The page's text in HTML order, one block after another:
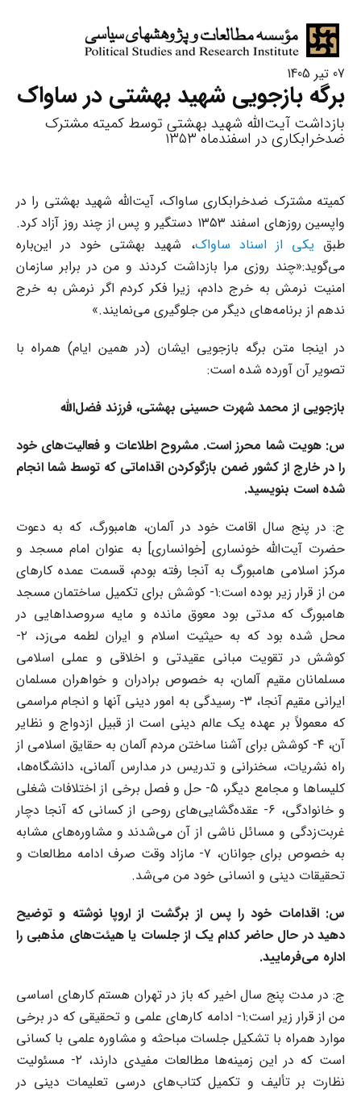
07 تیر 1405
برگه بازجویی شهید بهشتی در ساواک
بازداشت آیت‌الله شهید بهشتی توسط کمیته مشترک
ضدخرابکاری در اسفندماه ۱۳۵۳
کمیته مشترک ضدخرابکاری ساواک، آیت‌الله شهید بهشتی را در
واپسین روزهای اسفند ۱۳۵۳ دستگیر و پس از چند روز آزاد کرد.
طبق یکی از اسناد ساواک، شهید بهشتی خود در این‌باره
می‌گوید:«چند روزی مرا بازداشت کردند و من در برابر سازمان
امنیت نرمش به خرج دادم، زیرا فکر کردم اگر نرمش به خرج
ندهم از برنامه‌های دیگر من جلوگیری می‌نمایند.»
در اینجا متن برگه بازجویی ایشان (در همین ایام) همراه با
تصویر آن آورده شده است:
بازجویی از محمد شهرت حسینی بهشتی، فرزند فضل‌الله
س: هویت شما محرز است. مشروح اطلاعات و فعالیت‌های خود
را در خارج از کشور ضمن بازگوکردن اقداماتی که توسط شما انجام
شده است بنویسید.
ج: در پنج سال اقامت خود در آلمان، هامبورگ، که به دعوت
حضرت آیت‌الله خونساری [خوانساری] به عنوان امام مسجد و
مرکز اسلامی هامبورگ به آنجا رفته بودم، قسمت عمده کارهای
من از قرار زیر بوده است:۱- کوشش برای تکمیل ساختمان مسجد
هامبورگ که مدتی بود معوق مانده و مایه سروصداهایی در
محل شده بود که به حیثیت اسلام و ایران لطمه می‌زد، ۲-
کوشش در تقویت مبانی عقیدتی و اخلاقی و عملی اسلامی
مسلمانان مقیم آلمان، به خصوص برادران و خواهران مسلمان
ایرانی مقیم آنجا، ۳- رسیدگی به امور دینی آنها و انجام مراسمی
که معمولاً بر عهده یک عالم دینی است از قبیل ازدواج و نظایر
آن، ۴- کوشش برای آشنا ساختن مردم آلمان به حقایق اسلامی از
راه نشریات، سخنرانی و تدریس در مدارس آلمانی، دانشگاه‌ها،
کلیساها و مجامع دیگر، ۵- حل و فصل برخی از اختلافات شغلی
و خانوادگی، ۶- عقده‌گشایی‌های روحی از کسانی که آنجا دچار
غربت‌زدگی و مسائل ناشی از آن می‌شدند و مشاوره‌های مشابه
به خصوص برای جوانان، ۷- مازاد وقت صرف ادامه مطالعات و
تحقیقات دینی و انسانی خود من می‌شد.
س: اقدامات خود را پس از برگشت از اروپا نوشته و توضیح
دهید در حال حاضر کدام یک از جلسات یا هیئت‌های مذهبی را
اداره می‌فرمایید.
ج: در مدت پنج سال اخیر که باز در تهران هستم کارهای اساسی
من از قرار زیر است:۱- ادامه کارهای علمی و تحقیقی که در برخی
موارد همراه با تشکیل جلسات مباحثه و مشاوره علمی با کسانی
است که در این زمینه‌ها مطالعات مفیدی دارند، ۲- مسئولیت
نظارت بر تألیف و تکمیل کتاب‌های درسی تعلیمات دینی در